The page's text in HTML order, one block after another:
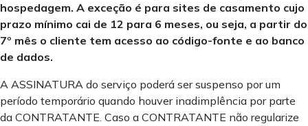
hospedagem. A exceção é para sites de casamento cujo
prazo mínimo cai de 12 para 6 meses, ou seja, a partir do
7º mês o cliente tem acesso ao código-fonte e ao banco
de dados.
A ASSINATURA do serviço poderá ser suspenso por um
período temporário quando houver inadimplência por parte
da CONTRATANTE. Caso a CONTRATANTE não regularize